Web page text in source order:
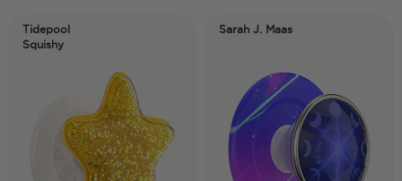
Tidepool
Squishy
Sarah J. Maas